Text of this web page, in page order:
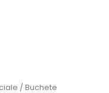
/ Buchete